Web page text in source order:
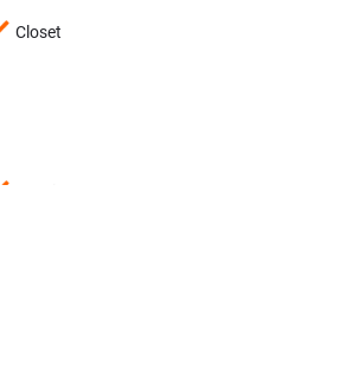
Closet